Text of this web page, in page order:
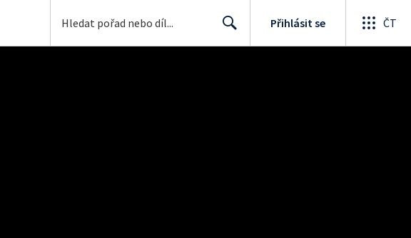
Přihlásit se ČT